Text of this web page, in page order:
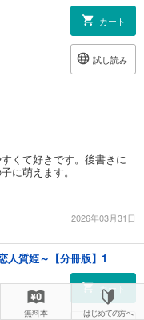
カート
試し読み
くて好きです。後書きに
に萌えます。
2026年03月31日
人質姫～【分冊版】1
カート
無料本 はじめての方へ